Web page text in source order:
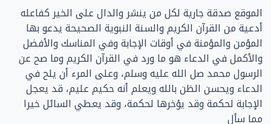
الموقع صدقة جارية لكل من ينشر والدال على الخير كفاعله
أدعية من القرآن الكريم والسنة النبوية الصحيحة يدعو بها
المؤمن والمؤمنة في أوقات الإجابة وفي المناسك والأفضل
والأكمل في الدعاء هو ما ورد في القرآن الكريم وما صح عن
الرسول محمد صل الله عليه وسلم، وعلى المرء أن يلح في
الدعاء ويحسن الظن بالله ويعلم أنه حكيم عليم، قد يعجل
الإجابة لحكمة وقد يؤخرها لحكمة، وقد يعطي السائل خيرا
مما سأل